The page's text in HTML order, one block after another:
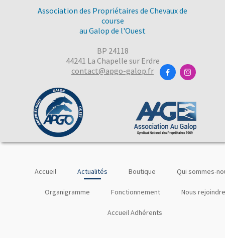
 
Accueil Actualités Boutique Qui sommes-
Organigramme Fonctionnement Nous rejoindre
Accueil Adhérents
Association des Propriétaires de Chevaux de
course
au Galop de l'Ouest
BP 24118
44241 La Chapelle sur Erdre
contact@apgo-galop.fr